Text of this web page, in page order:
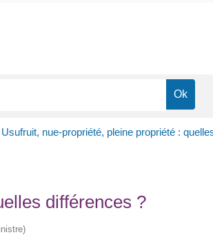
Usufruit, nue-propriété, pleine propriété :
différences ?